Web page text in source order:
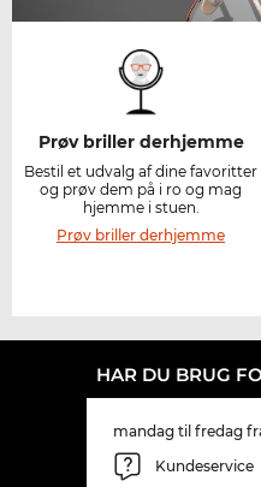
Prøv briller derhjemme
Bestil et udvalg af dine favoritter
og prøv dem på i ro og mag
hjemme i stuen.
Prøv briller derhjemme
HAR DU BRUG
mandag til fredag
Kundeservice